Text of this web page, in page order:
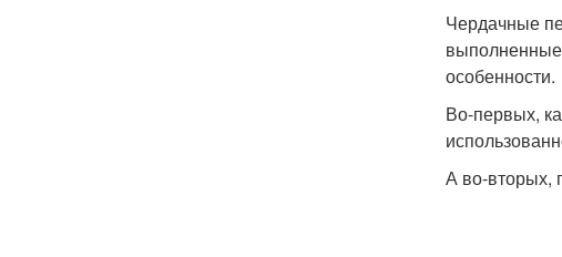
Чердачные
особенности.
Во-первых,
А во-вторых,